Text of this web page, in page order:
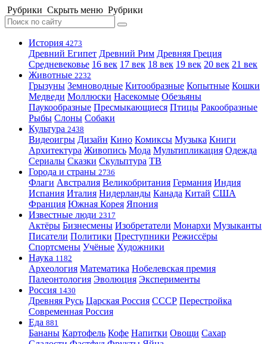
Рубрики Скрыть меню Рубрики
История 4273
Древний Египет Древний Рим Древняя Греция
Средневековье 16 век 17 век 18 век 19 век 20 век 21 век
Животные 2232
Грызуны Земноводные Китообразные Копытные Кошки
Медведи Моллюски Насекомые Обезьяны
Паукообразные Пресмыкающиеся Птицы Ракообразные
Рыбы Слоны Собаки
Культура 2438
Видеоигры Дизайн Кино Комиксы Музыка Книги
Архитектура Живопись Мода Мультипликация Одежда
Сериалы Сказки Скульптура ТВ
Города и страны 2736
Флаги Австралия Великобритания Германия Индия
Испания Италия Нидерланды Канада Китай США
Франция Южная Корея Япония
Известные люди 2317
Актёры Бизнесмены Изобретатели Монархи Музыканты
Писатели Политики Преступники Режиссёры
Спортсмены Учёные Художники
Наука 1182
Археология Математика Нобелевская премия
Палеонтология Эволюция Эксперименты
Россия 1430
Древняя Русь Царская Россия СССР Перестройка
Современная Россия
Еда 881
Бананы Картофель Кофе Напитки Овощи Сахар